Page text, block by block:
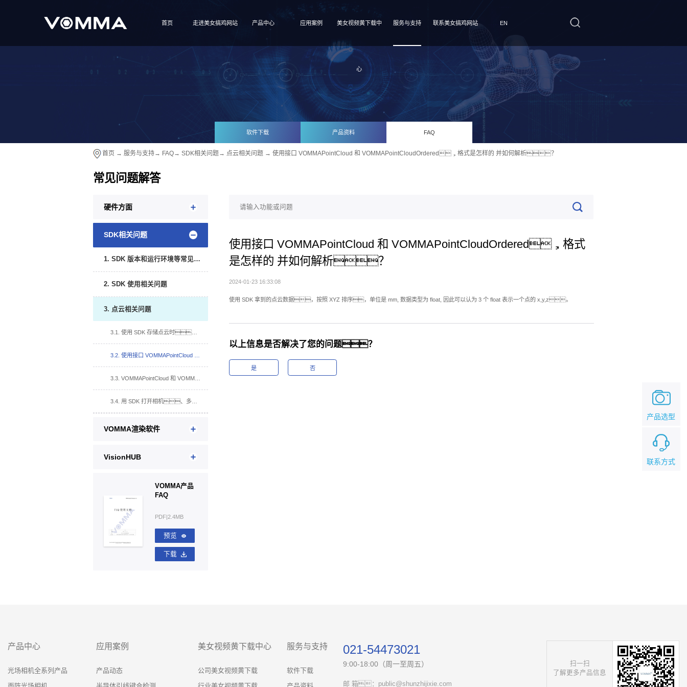
首页 走进美女搞鸡网站 产品中心 应用案例 美女视频黄下载中
心
服务与支持 联系美女搞鸡网站 EN
软件下载 产品资料 FAQ
首页 → 服务与支持→ FAQ→ SDK相关问题 → 点云相关问题 → 使用接口 VOMMAPointCloud 和 VOMMAPointCloudOrdered，格式是怎样的 并如何解析？
常见问题解答
硬件方面
SDK相关问题
1. SDK 版本和运行环境等常见问题
2. SDK 使用相关问题
3. 点云相关问题
3.1. 使用 SDK 存储点云时，发现存储的点云文件大小只有 1KB？
3.3. VOMMAPointCloud 和 VOMMAPointCloudOrdered 有什么区别？
3.4. 用 SDK 打开相机、多视角图都正常，点云是空的，我应该怎么办？
VOMMA渲染软件
VisionHUB
VOMMA产品
FAQ
PDF|2.4MB
预览
下载
使用接口 VOMMAPointCloud 和 VOMMAPointCloudOrdered，格式
是怎样的 并如何解析？
2024-01-23 16:33:08
使用 SDK 拿到的点云数据，按照 XYZ 排序，单位是 mm, 数据类型为 float, 因此可以认为 3 个 float 表示一个点的 x,y,z。
以上信息是否解决了您的问题？
是 否
产品中心
光场相机全系列产品
应用案例
产品动态
美女视频黄下载中心
公司美女视频黄下载
服务与支持
软件下载
021-54473021
9:00-18:00（周一至周五）
邮 箱：public@shunzhijixie.com
扫一扫
了解更多产品信息
联系方式
产品选型